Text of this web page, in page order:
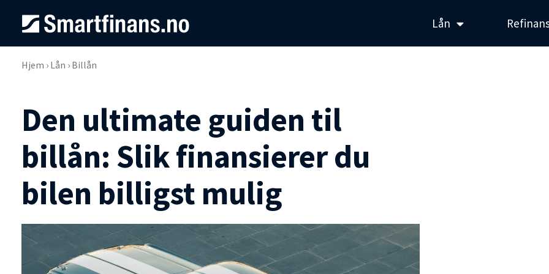
Lån
Hjem › Lån › Billån
Den ultimate guiden til
billån: Slik finansierer du
bilen billigst mulig